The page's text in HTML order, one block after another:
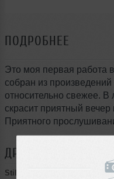
ПОДРОБНЕЕ
Это моя первая работа
собран из
относительно свежее.
скрасит приятный
Приятного
ДРУГИЕ ТРЕКИ
Stild